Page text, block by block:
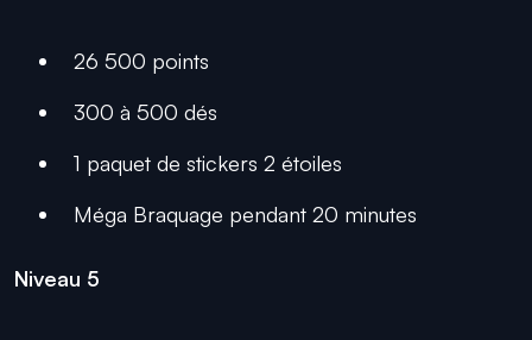
26 500 points
300 à 500 dés
1 paquet de stickers 2 étoiles
Méga Braquage pendant 20 minutes
Niveau 5